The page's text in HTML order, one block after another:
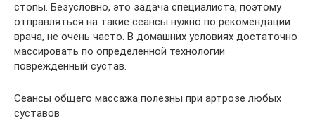
стопы. Безусловно, это задача специалиста, поэтому
отправляться на такие сеансы нужно по рекомендации
врача, не очень часто. В домашних условиях достаточно
массировать по определенной технологии
поврежденный сустав.
Сеансы общего массажа полезны при артрозе любых
суставов